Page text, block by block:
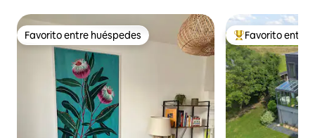
Favorito entre huéspedes
Favorito entre huéspedes De los mejores
Favorito entre